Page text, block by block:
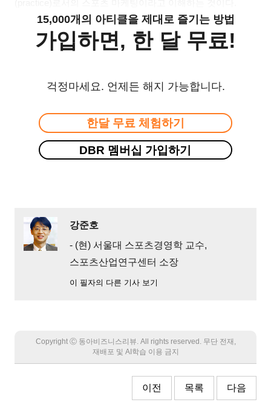
15,000개의 아티클을 제대로 즐기는 방법
가입하면, 한 달 무료!
걱정마세요. 언제든 해지 가능합니다.
한달 무료 체험하기
DBR 멤버십 가입하기
강준호
- (현) 서울대 스포츠경영학 교수,
스포츠산업연구센터 소장
이 필자의 다른 기사 보기
Copyright Ⓒ 동아비즈니스리뷰. All rights reserved. 무단 전재,
재배포 및 AI학습 이용 금지
이전 목록 다음